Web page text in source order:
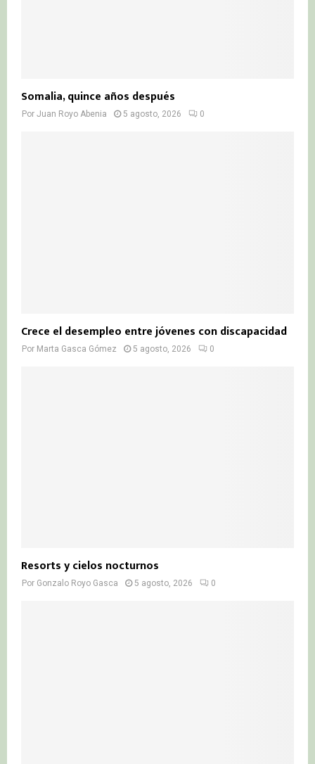
Somalia, quince años después
Por Juan Royo Abenia 5 agosto, 2026 0
Crece el desempleo entre jóvenes con discapacidad
Por Marta Gasca Gómez 5 agosto, 2026 0
Resorts y cielos nocturnos
Por Gonzalo Royo Gasca 5 agosto, 2026 0